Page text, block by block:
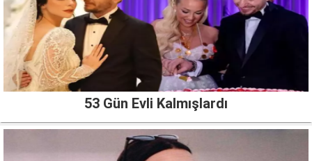
53 Gün Evli Kalmışlardı